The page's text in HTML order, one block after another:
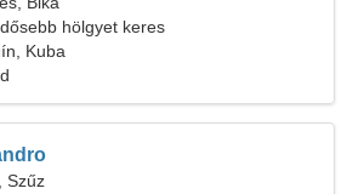
hölgyet keres
Kuba
Szűz